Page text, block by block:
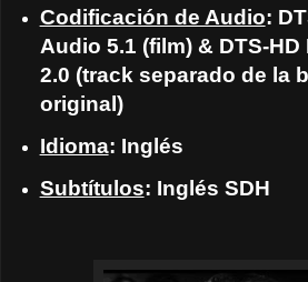
Codificación de Audio:
Audio 5.1 (film) & DTS-
2.0 (track separado de la
original)
Idioma: Inglés
Subtítulos: Inglés SDH